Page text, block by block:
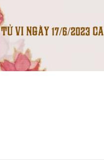
TỬ VI NGÀY 17/6/2023